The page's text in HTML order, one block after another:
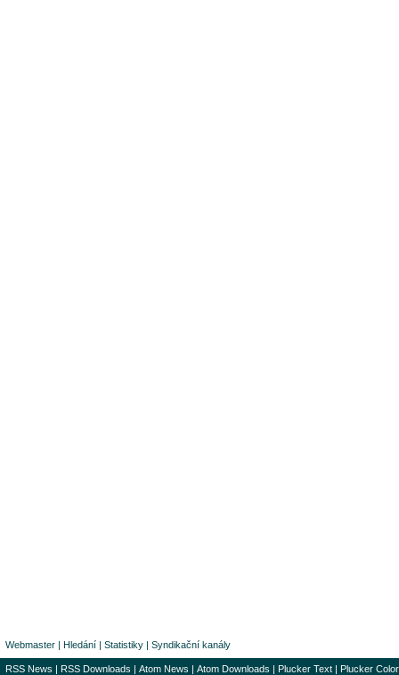
Webmaster | Hledání | Statistiky | Syndikační kanály
RSS News | RSS Downloads | Atom News | Atom Downloads | Plucker Text | Plucker Color